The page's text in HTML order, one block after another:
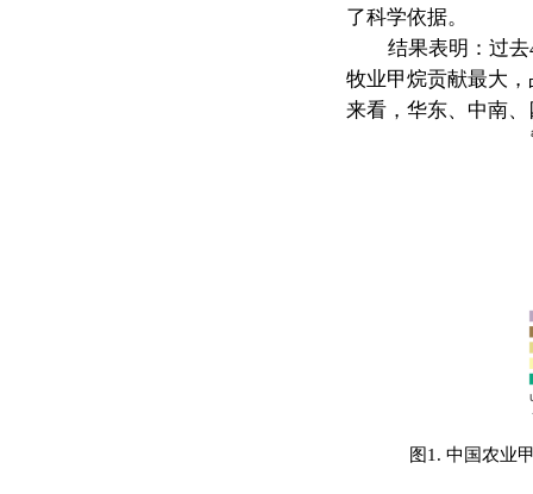
了科学依据。
结果表明：过
牧业甲烷贡献最大
来看，华东、中南
图1. 中国农业